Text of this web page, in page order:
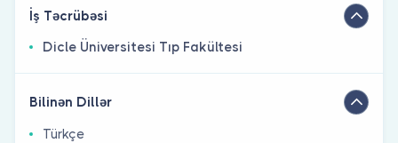
İş Təcrübəsi
Dicle Üniversitesi Tıp Fakültesi
Bilinən Dillər
Türkçe